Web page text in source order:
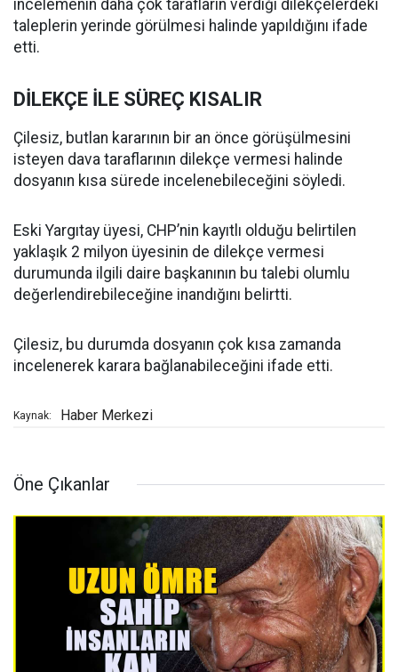
incelemenin daha çok tarafların verdiği dilekçelerdeki
taleplerin yerinde görülmesi halinde yapıldığını ifade
etti.
DİLEKÇE İLE SÜREÇ KISALIR
Çilesiz, butlan kararının bir an önce görüşülmesini
isteyen dava taraflarının dilekçe vermesi halinde
dosyanın kısa sürede incelenebileceğini söyledi.
Eski Yargıtay üyesi, CHP’nin kayıtlı olduğu belirtilen
yaklaşık 2 milyon üyesinin de dilekçe vermesi
durumunda ilgili daire başkanının bu talebi olumlu
değerlendirebileceğine inandığını belirtti.
Çilesiz, bu durumda dosyanın çok kısa zamanda
incelenerek karara bağlanabileceğini ifade etti.
Kaynak: Haber Merkezi
Öne Çıkanlar